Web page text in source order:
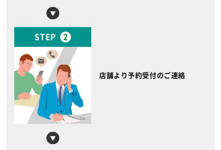
STEP 2
店舗より予約受付のご連絡